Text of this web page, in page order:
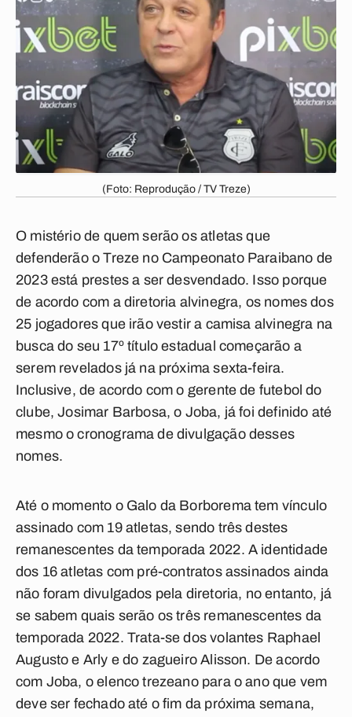
(Foto: Reprodução / TV Treze)
O mistério de quem serão os atletas que
defenderão o Treze no Campeonato Paraibano de
2023 está prestes a ser desvendado. Isso porque
de acordo com a diretoria alvinegra, os nomes dos
25 jogadores que irão vestir a camisa alvinegra na
busca do seu 17º título estadual começarão a
serem revelados já na próxima sexta-feira.
Inclusive, de acordo com o gerente de futebol do
clube, Josimar Barbosa, o Joba, já foi definido até
mesmo o cronograma de divulgação desses
nomes.
Até o momento o Galo da Borborema tem vínculo
assinado com 19 atletas, sendo três destes
remanescentes da temporada 2022. A identidade
dos 16 atletas com pré-contratos assinados ainda
não foram divulgados pela diretoria, no entanto, já
se sabem quais serão os três remanescentes da
temporada 2022. Trata-se dos volantes Raphael
Augusto e Arly e do zagueiro Alisson. De acordo
com Joba, o elenco trezeano para o ano que vem
deve ser fechado até o fim da próxima semana,